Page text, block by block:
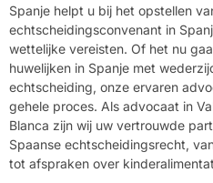
Spanje helpt u bij het opstellen
echtscheidingsconvenant in
wettelijke vereisten. Of het nu
huwelijken in Spanje met
echtscheiding, onze ervaren
gehele proces. Als advocaat in
Blanca zijn wij uw vertrouwde
Spaanse echtscheidingsrecht,
tot afspraken over